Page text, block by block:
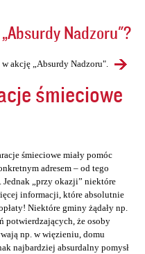
Nadzoru"?
akcję „Absurdy Nadzoru".
śmieciowe
śmieciowe miały pomóc
adresem – od tego
Jednak „przy okazji” niektóre
informacji, które absolutnie
Niektóre gminy żądały np.
potwierdzających, że osoby
np. w więzieniu, domu
najbardziej absurdalny pomysł